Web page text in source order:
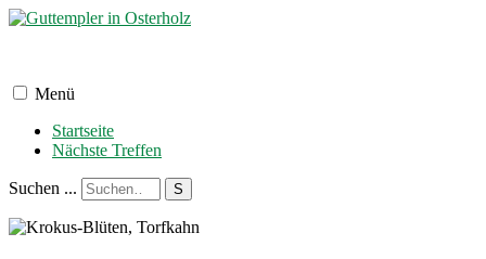
Menü
Startseite
Nächste Treffen
Suchen ... S